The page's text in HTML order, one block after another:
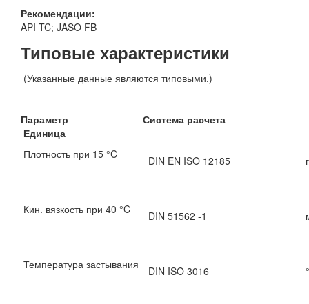
Рекомендации:
API TC; JASO FB
Типовые характеристики
(Указанные данные являются типовыми.)
Параметр Система расчета
Единица
Плотность при 15 °C
DIN EN ISO 12185
Кин. вязкость при 40 °C DIN 51562 -1
Температура застывания DIN ISO 3016